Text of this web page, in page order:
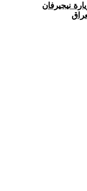
نيجيرفان